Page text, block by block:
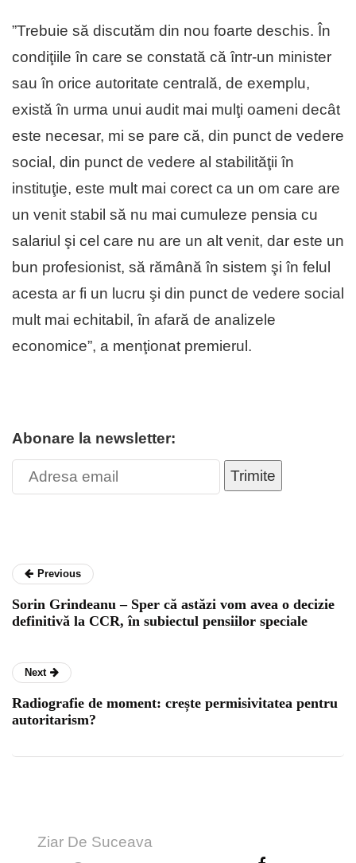
”Trebuie să discutăm din nou foarte deschis. În
condiţiile în care se constată că într-un minister
sau în orice autoritate centrală, de exemplu,
există în urma unui audit mai mulţi oameni decât
este necesar, mi se pare că, din punct de vedere
social, din punct de vedere al stabilităţii în
instituţie, este mult mai corect ca un om care are
un venit stabil să nu mai cumuleze pensia cu
salariul şi cel care nu are un alt venit, dar este un
bun profesionist, să rămână în sistem şi în felul
acesta ar fi un lucru şi din punct de vedere social
mult mai echitabil, în afară de analizele
economice”, a menţionat premierul.
Abonare la newsletter:
Trimite
Previous
Sorin Grindeanu – Sper că astăzi vom avea o decizie
definitivă la CCR, în subiectul pensiilor speciale
Next
Radiografie de moment: crește permisivitatea pentru
autoritarism?
Ziar De Suceava